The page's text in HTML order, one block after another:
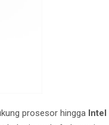
prosesor hingga Intel